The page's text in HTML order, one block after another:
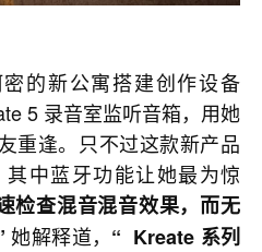
的新公寓搭建创作设备
5 录音室监听音箱，用她
重逢。只不过这款新产品
中蓝牙功能让她最为惊
检查混音混音效果，而无
她解释道， “ Kreate 系列